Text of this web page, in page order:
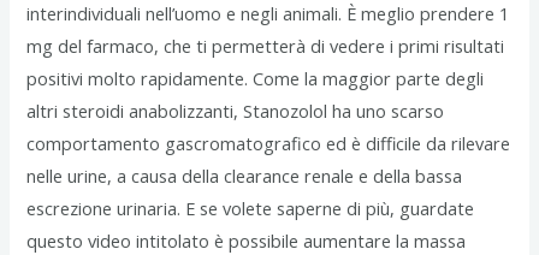
interindividuali nell’uomo e negli animali. È meglio prendere 1
mg del farmaco, che ti permetterà di vedere i primi risultati
positivi molto rapidamente. Come la maggior parte degli
altri steroidi anabolizzanti, Stanozolol ha uno scarso
comportamento gascromatografico ed è difficile da rilevare
nelle urine, a causa della clearance renale e della bassa
escrezione urinaria. E se volete saperne di più, guardate
questo video intitolato è possibile aumentare la massa